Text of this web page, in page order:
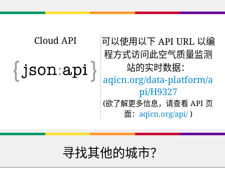
Cloud API
可以使用以下 API URL 以编
程方式访问此空气质量监测
站的实时数据：
aqicn.org/data-platform/a
pi/H9327
(欲了解更多信息，请查看 API 页
面： aqicn.org/api/ )
寻找其他的城市？